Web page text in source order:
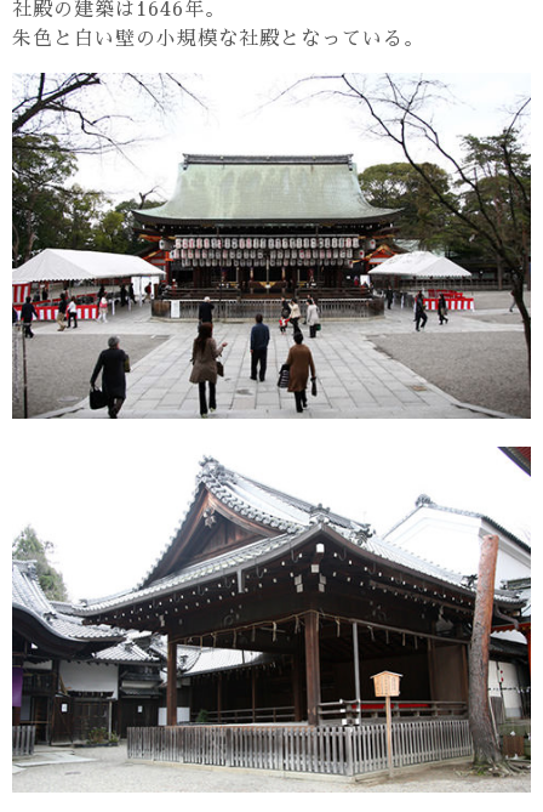
社殿の建築は1646年。
朱色と白い壁の小規模な社殿となっている。